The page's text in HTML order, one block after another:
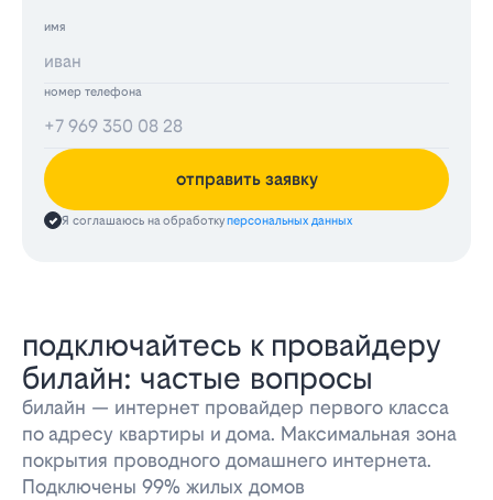
имя
номер телефона
отправить заявку
Я соглашаюсь на обработкуперсональных данных
подключайтесь к провайдеру
билайн: частые вопросы
билайн — интернет провайдер первого класса
по адресу квартиры и дома. Максимальная зона
покрытия проводного домашнего интернета.
Подключены 99% жилых домов